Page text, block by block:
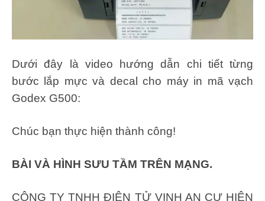
Dưới đây là video hướng dẫn chi tiết từng
bước lắp mực và decal cho máy in mã vạch
Godex G500:
Chúc bạn thực hiện thành công!
BÀI VÀ HÌNH SƯU TẦM TRÊN MẠNG.
CÔNG TY TNHH ĐIỆN TỬ VINH AN CƯ HIỆN